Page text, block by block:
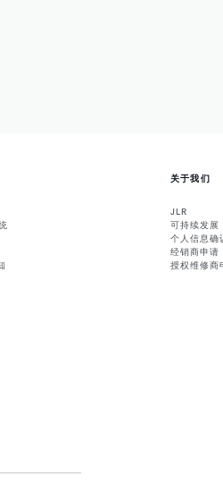
关于我们
JLR
可持续发展
个人信息确
经销商申请
授权维修商